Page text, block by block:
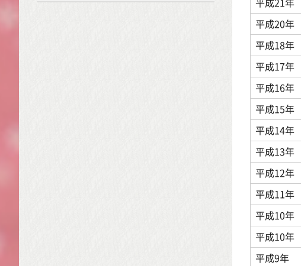
平成20年
平成18年
平成17年
平成16年
平成15年
平成14年
平成13年
平成12年
平成11年
平成10年
平成10年
平成9年